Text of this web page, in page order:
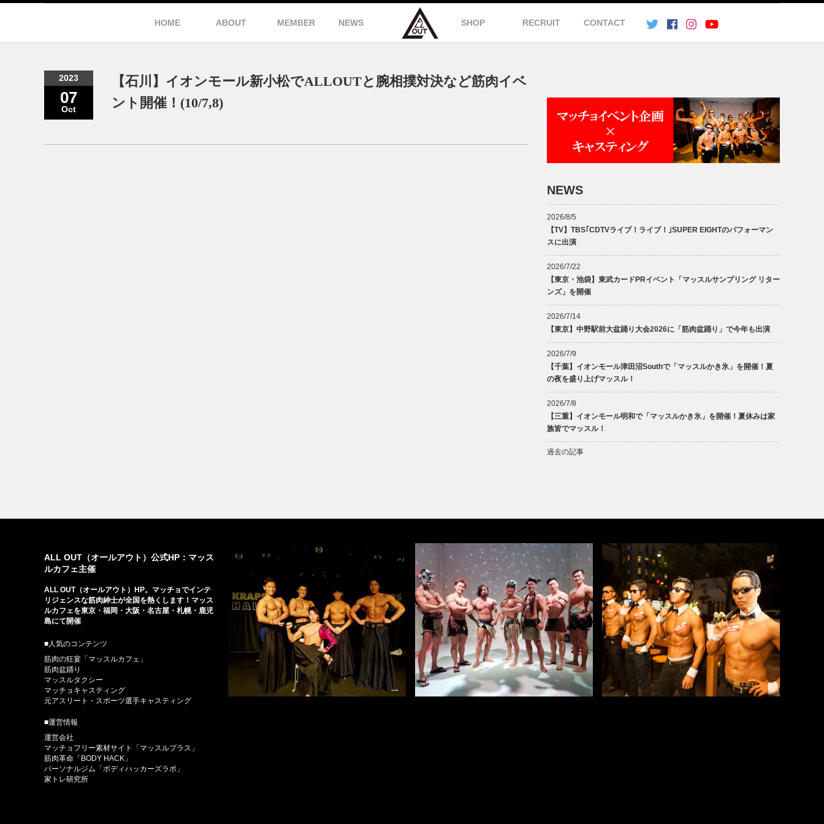
HOME ABOUT MEMBER NEWS SHOP RECRUIT CONTACT
2023
07
Oct
【石川】イオンモール新小松でALLOUTと腕相撲対決など筋肉イベ
ント開催！(10/7,8)
NEWS
2026/8/5
【TV】TBS｢CDTVライブ！ライブ！｣SUPER EIGHTのパフォーマン
スに出演
2026/7/22
【東京・池袋】東武カードPRイベント「マッスルサンプリング リター
ンズ」を開催
2026/7/14
【東京】中野駅前大盆踊り大会2026に「筋肉盆踊り」で今年も出演
2026/7/9
【千葉】イオンモール津田沼Southで「マッスルかき氷」を開催！夏
の夜を盛り上げマッスル！
2026/7/8
【三重】イオンモール明和で「マッスルかき氷」を開催！夏休みは家
族皆でマッスル！
過去の記事
ALL OUT（オールアウト）公式HP：マッス
ルカフェ主催
ALL OUT（オールアウト）HP。マッチョでインテ
リジェンスな筋肉紳士が全国を熱くします！マッス
ルカフェを東京・福岡・大阪・名古屋・札幌・鹿児
島にて開催
■人気のコンテンツ
筋肉の狂宴「マッスルカフェ」
筋肉盆踊り
マッスルタクシー
マッチョキャスティング
元アスリート・スポーツ選手キャスティング
■運営情報
運営会社
マッチョフリー素材サイト「マッスルプラス」
筋肉革命「BODY HACK」
パーソナルジム「ボディハッカーズラボ」
家トレ研究所